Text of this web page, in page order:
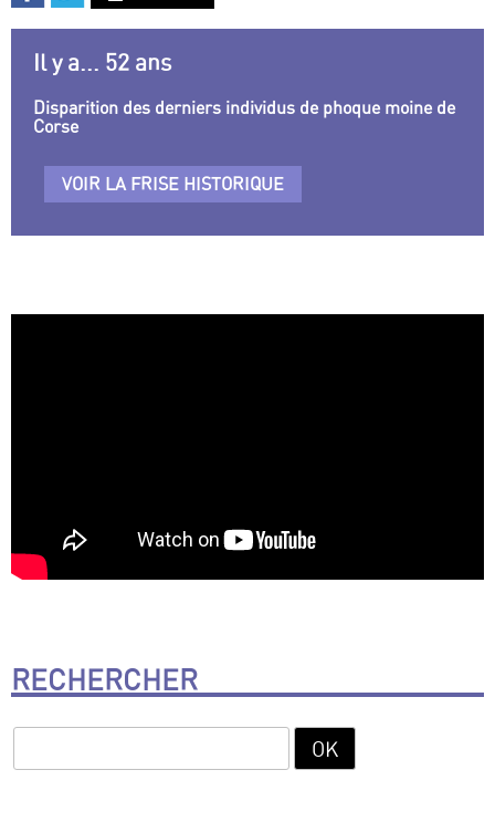
Il y a... 52 ans
Disparition des derniers individus de phoque moine de
Corse
VOIR LA FRISE HISTORIQUE
RECHERCHER